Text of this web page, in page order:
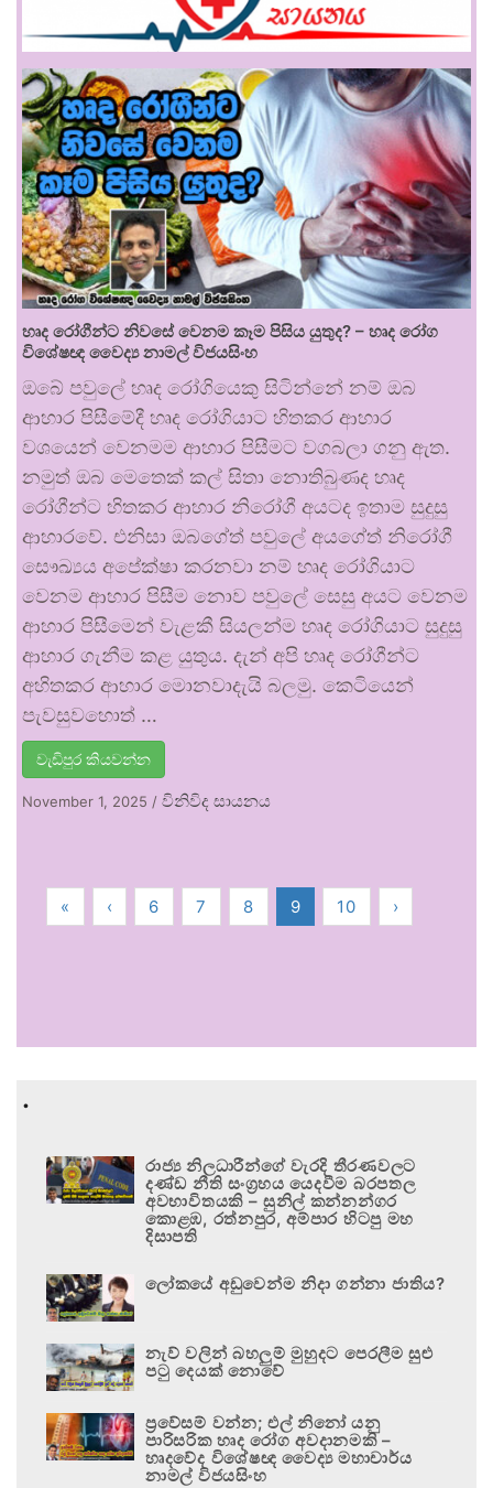
හෘද රෝගීන්ට නිවසේ වෙනම කෑම පිසිය යුතුද? – හෘද රෝග
විශේෂඥ වෛද්‍ය නාමල් විජයසිංහ
ඔබේ පවුලේ හෘද රෝගියෙකු සිටින්නේ නම් ඔබ
ආහාර පිසීමේදී හෘද රෝගියාට හිතකර ආහාර
වශයෙන් වෙනමම ආහාර පිසීමට වගබලා ගනු ඇත.
නමුත් ඔබ මෙතෙක් කල් සිතා නොතිබුණද හෘද
රෝගීන්ට හිතකර ආහාර නිරෝගී අයටද ඉතාම සුදුසු
ආහාරවේ. එනිසා ඔබගේත් පවුලේ අයගේත් නිරෝගී
සෞඛ්‍යය අපේක්ෂා කරනවා නම් හෘද රෝගියාට
වෙනම ආහාර පිසීම නොව පවුලේ සෙසු අයට වෙනම
ආහාර පිසීමෙන් වැළකී සියලන්ම හෘද රෝගියාට සුදුසු
ආහාර ගැනීම කළ යුතුය. දැන් අපි හෘද රෝගීන්ට
අහිතකර ආහාර මොනවාදැයි බලමු. කෙටියෙන්
පැවසුවහොත් …
වැඩිපුර කියවන්න
November 1, 2025 / විනිවිද සායනය
« ‹ 6 7 8 9 10 ›
.
රාජ්‍ය නිලධාරීන්ගේ වැරදි තීරණවලට
දණ්ඩ නීති සංග්‍රහය යෙදවීම බරපතල
අවභාවිතයකි – සුනිල් කන්නන්ගර
කොළඹ, රත්නපුර, අම්පාර හිටපු මහ
දිසාපති
ලෝකයේ අඩුවෙන්ම නිදා ගන්නා ජාතිය?
නැව් වලින් බහලුම් මුහුදට පෙරලීම සුළු
පටු දෙයක් නොවේ
ප්‍රවේසම් වන්න; එල් නිනෝ යනු
පාරිසරික හෘද රෝග අවදානමකි –
හෘදවේද විශේෂඥ වෛද්‍ය මහාචාර්ය
නාමල් විජයසිංහ